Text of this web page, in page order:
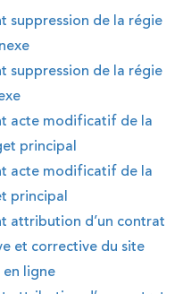
suppression de la régie
suppression de la régie
acte modificatif de la
principal
acte modificatif de la
principal
attribution d’un contrat
et corrective du site
ligne